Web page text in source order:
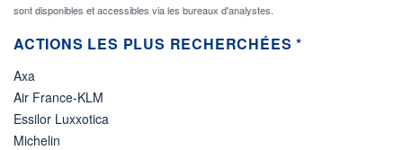
sont disponibles et accessibles via les bureaux d'analystes.
ACTIONS LES PLUS RECHERCHÉES *
Axa
Air France-KLM
Essilor Luxxotica
Michelin